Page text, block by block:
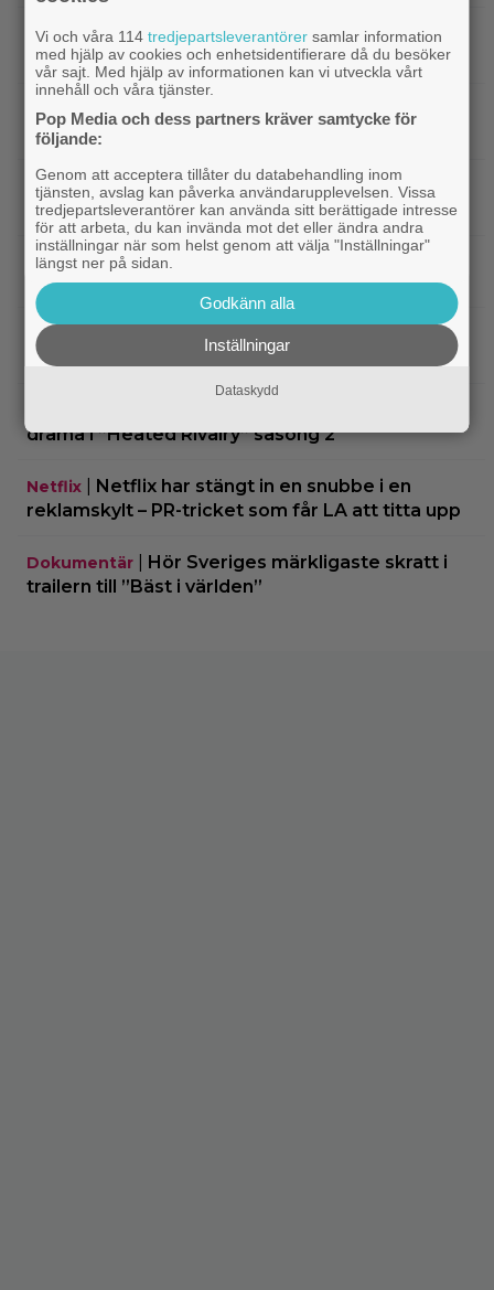
Streamingtips |Nu på Viaplay: ”Stiliserat våld och
gapskratt” i oförutsägbar thriller från 2008
Netflix|
3 nya filmer på Netflix: Oscarsvinnaren
från 2025 klättrar på topplistan
Bioaktuellt|Efter 25 Beckfilmer – Anna Asp
hoppas nya filmen blir en snackis
IKEA hyllas världen över – efter briljant blinkning
till Alexander Skarsgård
Apple TV
Bortglömd komedi från 1984 blev
Robin Williams favorit: ”Min bästa film”
drama i ”Heated Rivalry” säsong 2
Netflix
Netflix har stängt in en snubbe i en
reklamskylt – PR-tricket som får LA att titta upp
Dokumentär
Hör Sveriges märkligaste skratt i
trailern till ”Bäst i världen”
Vi och våra 114tredjepartsleverantörer samlar information
med hjälp av cookies och enhetsidentifierare då du besöker
vår sajt. Med hjälp av informationen kan vi utveckla vårt
innehåll och våra tjänster.
Pop Media och dess partners kräver samtycke för
följande:
Genom att acceptera tillåter du databehandling inom
tjänsten, avslag kan påverka användarupplevelsen. Vissa
tredjepartsleverantörer kan använda sitt berättigade intresse
för att arbeta, du kan invända mot det eller ändra andra
inställningar när som helst genom att välja "Inställningar"
längst ner på sidan.
Godkänn alla
Inställningar
Dataskydd